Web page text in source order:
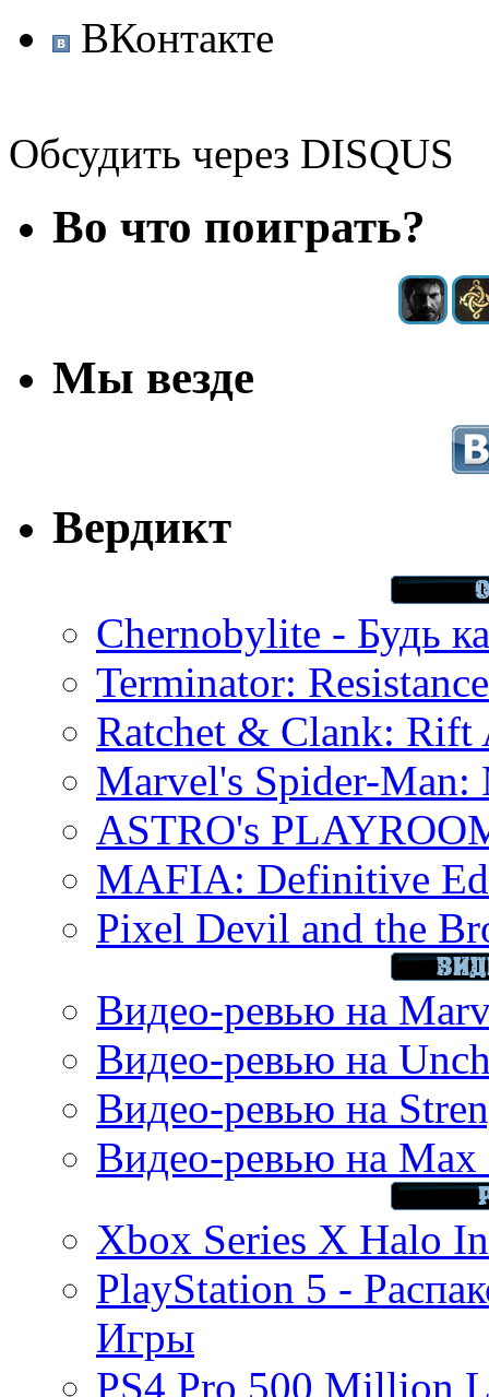
ВКонтакте
Обсудить через DISQUS
Во что поиграть?
Мы везде
Вердикт
Chernobylite - Будь
Terminator:
Ratchet & Clank: Rift
Marvel's Spider-Man:
ASTRO's
MAFIA: Definitive
Pixel Devil and the
Видео-ревью на
Видео-ревью на
Видео-ревью на
Видео-ревью на Max
Xbox Series X Halo
PlayStation 5 -
Игры
PS4 Pro 500 Million